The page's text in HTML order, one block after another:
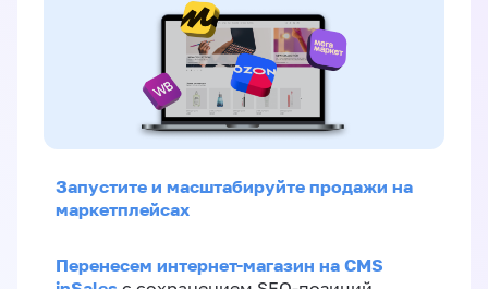
Запустите и масштабируйте продажи на
маркетплейсах
Перенесем интернет-магазин на CMS